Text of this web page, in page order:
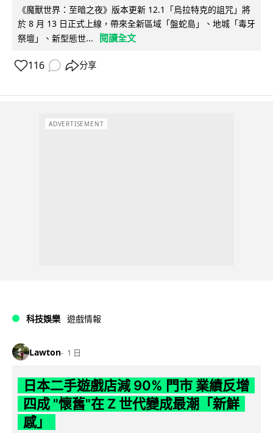
《魔獸世界：至暗之夜》版本更新 12.1「烏拉特克的詛咒」將
於 8 月 13 日正式上線，帶來全新區域「盤蛇島」、地城「毒牙
祭壇」、新型態世...
閱讀全文
116 分享
ADVERTISEMENT
科技娛樂 遊戲情報
Lawton 1 日
日本二手遊戲店減 90% 門市 業績反增
四成 "懷舊"在 Z 世代變成最潮「新鮮
感」